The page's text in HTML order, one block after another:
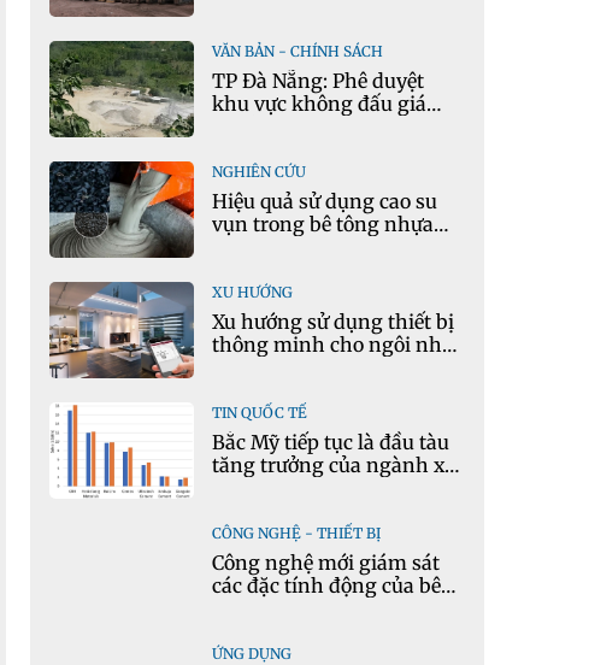
VĂN BẢN - CHÍNH SÁCH
TP Đà Nẵng: Phê duyệt
khu vực không đấu giá
NGHIÊN CỨU
Hiệu quả sử dụng cao su
vụn trong bê tông nhựa
XU HƯỚNG
Xu hướng sử dụng thiết bị
thông minh cho ngôi nhà
TIN QUỐC TẾ
Bắc Mỹ tiếp tục là đầu tàu
tăng trưởng của ngành xi
CÔNG NGHỆ - THIẾT BỊ
Công nghệ mới giám sát
các đặc tính động của bê
ỨNG DỤNG